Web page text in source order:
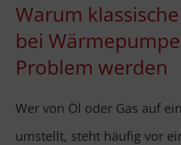
Warum
bei
Problem werden
Wer von Öl oder Gas auf
umstellt, steht häufig vor